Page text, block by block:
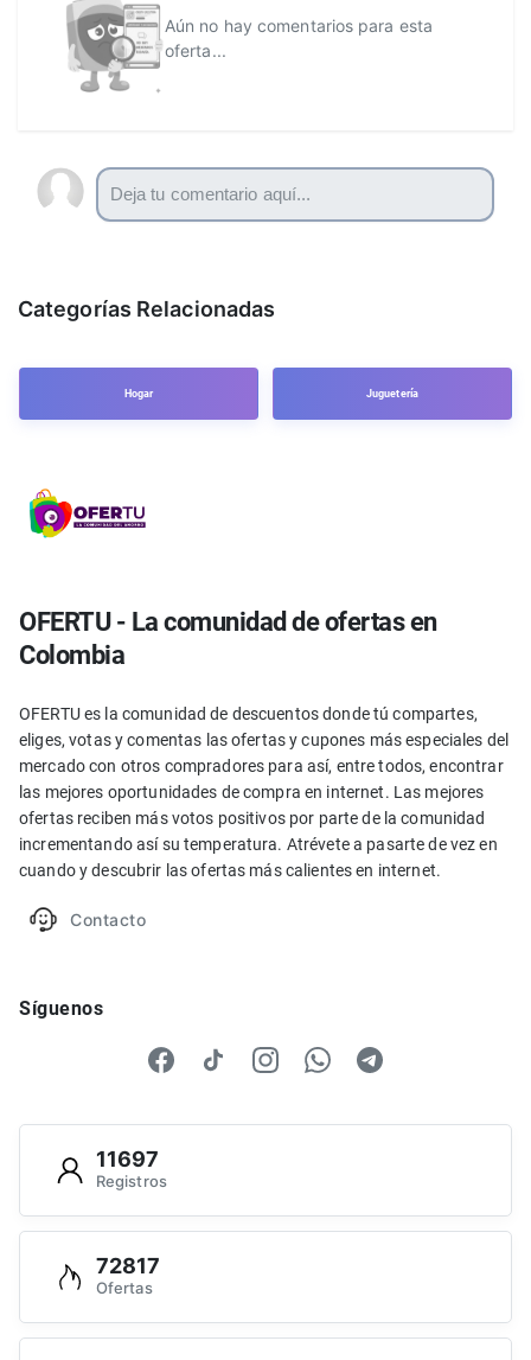
Aún no hay comentarios para esta
oferta...
Categorías Relacionadas
Hogar Juguetería
OFERTU - La comunidad de ofertas en
Colombia
OFERTU es la comunidad de descuentos donde tú compartes,
eliges, votas y comentas las ofertas y cupones más especiales del
mercado con otros compradores para así, entre todos, encontrar
las mejores oportunidades de compra en internet. Las mejores
ofertas reciben más votos positivos por parte de la comunidad
incrementando así su temperatura. Atrévete a pasarte de vez en
cuando y descubrir las ofertas más calientes en internet.
Contacto
Síguenos
11697
Registros
72817
Ofertas